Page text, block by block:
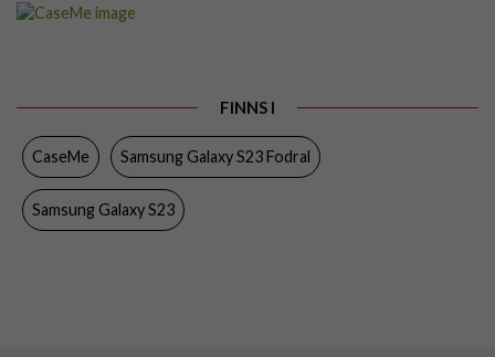
Dragkedja, Kortfack, Stativfunktion
Färg
Varumärke
FINNS I
CaseMe Samsung Galaxy S23 Fodral
Samsung Galaxy S23